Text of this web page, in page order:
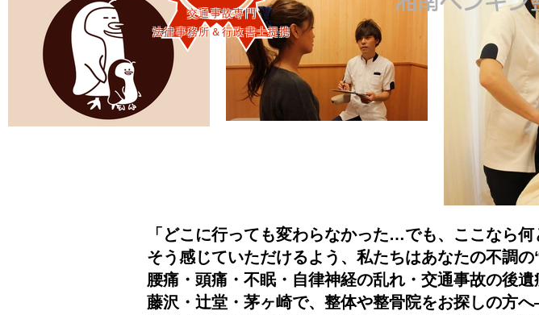
交通事故専門
法律事務所＆行政書士提携
「どこに行っても変わらなかった…でも、ここなら何
そう感じていただけるよう、私たちはあなたの不調の
腰痛・頭痛・不眠・自律神経の乱れ・交通事故の後遺
藤沢・辻堂・茅ヶ崎で、整体や整骨院をお探しの方